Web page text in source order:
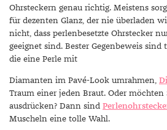
Ohrsteckern genau richtig. Meistens
für dezenten Glanz, der nie überladen
nicht, dass perlenbesetzte Ohrstecker
geeignet sind. Bester Gegenbeweis
die eine Perle mit
Diamanten im Pavé-Look umrahmen,
Traum einer jeden Braut. Oder möchten
ausdrücken? Dann sind
Muscheln eine tolle Wahl.